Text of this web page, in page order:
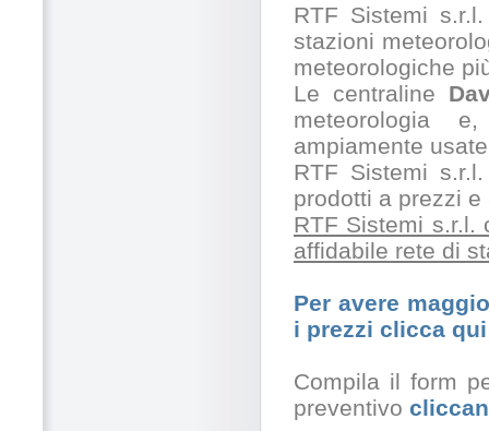
RTF Sistemi
stazioni
meteorologiche
Le centraline
meteorologia
ampiamente
RTF Sistemi
prodotti a prezzi
RTF Sistemi s.r.l.
affidabile rete di
Per avere
i prezzi clicca qui
Compila il form
preventivo